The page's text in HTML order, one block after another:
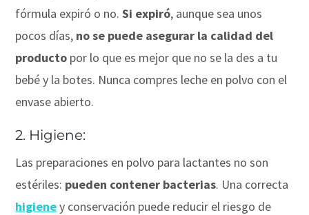
fórmula expiró o no.Si expiró, aunque sea unos
pocos días, no se puede asegurar la calidad del
producto por lo que es mejor que no se la des a tu
bebé y la botes. Nunca compres leche en polvo con el
envase abierto.
2. Higiene:
Las preparaciones en polvo para lactantes no son
estériles: pueden contener bacterias. Una correcta
higieney conservación puede reducir el riesgo de